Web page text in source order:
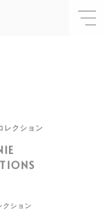
レクション
クション